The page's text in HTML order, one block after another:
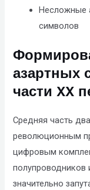
Несложные
символов
азартных
части XX
Средняя часть
революционным
цифровым
полупроводников
значительно